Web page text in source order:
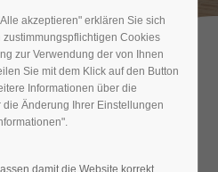
akzeptieren" erklären Sie sich
Cookies
zur Verwendung der von Ihnen
Sie mit dem Klick auf den Button
Informationen über die
Änderung Ihrer Einstellungen
damit die Website korrekt